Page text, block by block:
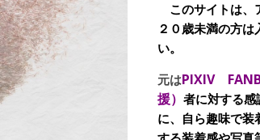
このサイトは、
２０歳未満の方は
い。
元はPIXIV
援） 者に対する感
に、自ら趣味で装